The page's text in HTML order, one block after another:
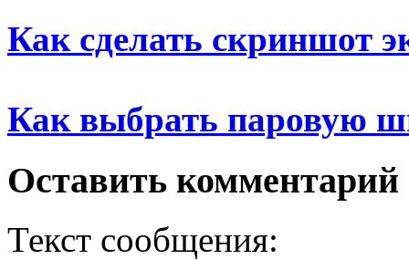
Как сделать скриншот
Как выбрать паровую
Оставить комментарий
Текст сообщения: